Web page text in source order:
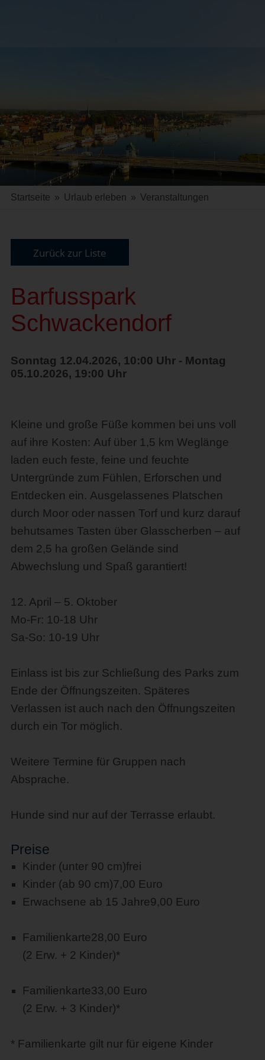
Startseite » Urlaub erleben » Veranstaltungen
Zurück zur Liste
Barfusspark
Schwackendorf
Sonntag 12.04.2026, 10:00 Uhr - Montag
05.10.2026, 19:00 Uhr
Kleine und große Füße kommen bei uns voll
auf ihre Kosten: Auf über 1,5 km Weglänge
laden euch feste, feine und feuchte
Untergründe zum Fühlen, Erforschen und
Entdecken ein. Ausgelassenes Platschen
durch Moor oder nassen Torf und kurz darauf
behutsames Tasten über Glasscherben – auf
dem 2,5 ha großen Gelände sind
Abwechslung und Spaß garantiert!
12. April – 5. Oktober
Mo-Fr: 10-18 Uhr
Sa-So: 10-19 Uhr
Einlass ist bis zur Schließung des Parks zum
Ende der Öffnungszeiten. Späteres
Verlassen ist auch nach den Öffnungszeiten
durch ein Tor möglich.
Weitere Termine für Gruppen nach
Absprache.
Hunde sind nur auf der Terrasse erlaubt.
Preise
Kinder (unter 90 cm)frei
Kinder (ab 90 cm)7,00 Euro
Erwachsene ab 15 Jahre9,00 Euro
Familienkarte28,00 Euro
(2 Erw. + 2 Kinder)*
Familienkarte33,00 Euro
(2 Erw. + 3 Kinder)*
* Familienkarte gilt nur für eigene Kinder